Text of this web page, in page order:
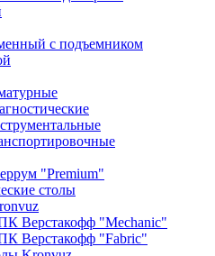
с подъемником
"Premium"
столы
Верстакофф "Mechanic"
Верстакофф "Fabric"